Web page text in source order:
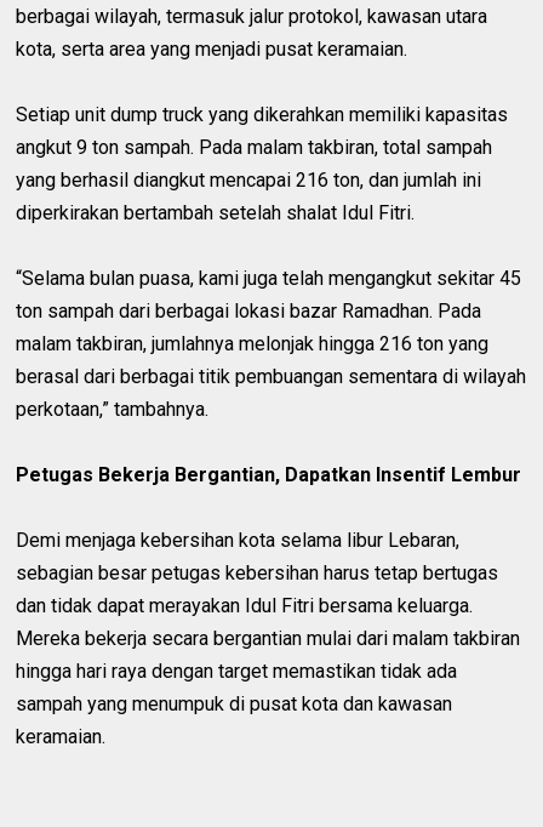
berbagai wilayah, termasuk jalur protokol, kawasan utara
kota, serta area yang menjadi pusat keramaian.
Setiap unit dump truck yang dikerahkan memiliki kapasitas
angkut 9 ton sampah. Pada malam takbiran, total sampah
yang berhasil diangkut mencapai 216 ton, dan jumlah ini
diperkirakan bertambah setelah shalat Idul Fitri.
“Selama bulan puasa, kami juga telah mengangkut sekitar 45
ton sampah dari berbagai lokasi bazar Ramadhan. Pada
malam takbiran, jumlahnya melonjak hingga 216 ton yang
berasal dari berbagai titik pembuangan sementara di wilayah
perkotaan,” tambahnya.
Petugas Bekerja Bergantian, Dapatkan Insentif Lembur
Demi menjaga kebersihan kota selama libur Lebaran,
sebagian besar petugas kebersihan harus tetap bertugas
dan tidak dapat merayakan Idul Fitri bersama keluarga.
Mereka bekerja secara bergantian mulai dari malam takbiran
hingga hari raya dengan target memastikan tidak ada
sampah yang menumpuk di pusat kota dan kawasan
keramaian.